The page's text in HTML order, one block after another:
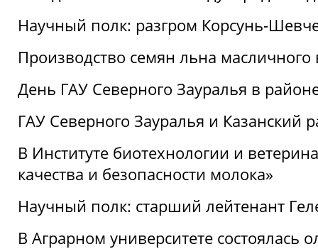
Научный полк: разгром Корсунь-
Производство семян льна
День ГАУ Северного Зауралья в
ГАУ Северного Зауралья и Казанский
В Институте биотехнологии и
качества и безопасности молока»
Научный полк: старший лейтенант
В Аграрном университете состоялась